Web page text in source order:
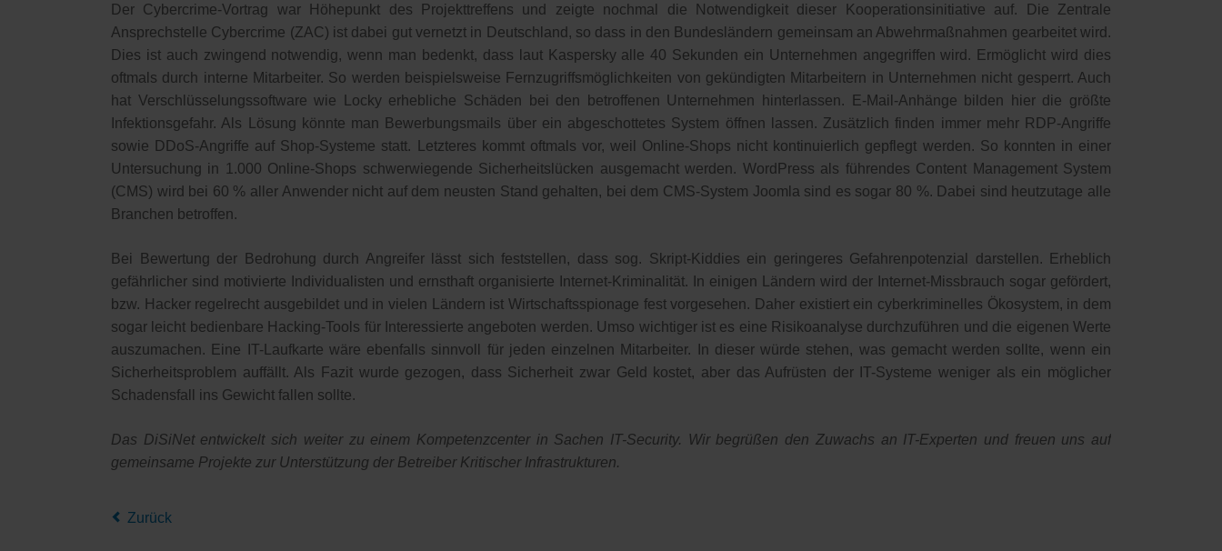
Der Cybercrime-Vortrag war Höhepunkt des Projekttreffens und zeigte nochmal die Notwendigkeit dieser Kooperationsinitiative auf. Die Zentrale
Ansprechstelle Cybercrime (ZAC) ist dabei gut vernetzt in Deutschland, so dass in den Bundesländern gemeinsam an Abwehrmaßnahmen gearbeitet wird.
Dies ist auch zwingend notwendig, wenn man bedenkt, dass laut Kaspersky alle 40 Sekunden ein Unternehmen angegriffen wird. Ermöglicht wird dies
oftmals durch interne Mitarbeiter. So werden beispielsweise Fernzugriffsmöglichkeiten von gekündigten Mitarbeitern in Unternehmen nicht gesperrt. Auch
hat Verschlüsselungssoftware wie Locky erhebliche Schäden bei den betroffenen Unternehmen hinterlassen. E-Mail-Anhänge bilden hier die größte
Infektionsgefahr. Als Lösung könnte man Bewerbungsmails über ein abgeschottetes System öffnen lassen. Zusätzlich finden immer mehr RDP-Angriffe
sowie DDoS-Angriffe auf Shop-Systeme statt. Letzteres kommt oftmals vor, weil Online-Shops nicht kontinuierlich gepflegt werden. So konnten in einer
Untersuchung in 1.000 Online-Shops schwerwiegende Sicherheitslücken ausgemacht werden. WordPress als führendes Content Management System
(CMS) wird bei 60 % aller Anwender nicht auf dem neusten Stand gehalten, bei dem CMS-System Joomla sind es sogar 80 %. Dabei sind heutzutage alle
Branchen betroffen.
Bei Bewertung der Bedrohung durch Angreifer lässt sich feststellen, dass sog. Skript-Kiddies ein geringeres Gefahrenpotenzial darstellen. Erheblich
gefährlicher sind motivierte Individualisten und ernsthaft organisierte Internet-Kriminalität. In einigen Ländern wird der Internet-Missbrauch sogar gefördert,
bzw. Hacker regelrecht ausgebildet und in vielen Ländern ist Wirtschaftsspionage fest vorgesehen. Daher existiert ein cyberkriminelles Ökosystem, in dem
sogar leicht bedienbare Hacking-Tools für Interessierte angeboten werden. Umso wichtiger ist es eine Risikoanalyse durchzuführen und die eigenen Werte
auszumachen. Eine IT-Laufkarte wäre ebenfalls sinnvoll für jeden einzelnen Mitarbeiter. In dieser würde stehen, was gemacht werden sollte, wenn ein
Sicherheitsproblem auffällt. Als Fazit wurde gezogen, dass Sicherheit zwar Geld kostet, aber das Aufrüsten der IT-Systeme weniger als ein möglicher
Schadensfall ins Gewicht fallen sollte.
Das DiSiNet entwickelt sich weiter zu einem Kompetenzcenter in Sachen IT-Security. Wir begrüßen den Zuwachs an IT-Experten und freuen uns auf
gemeinsame Projekte zur Unterstützung der Betreiber Kritischer Infrastrukturen.
Zurück